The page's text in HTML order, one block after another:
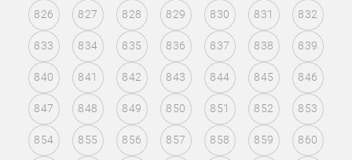
826 827 828 829 830 831 832
833 834 835 836 837 838 839
840 841 842 843 844 845 846
847 848 849 850 851 852 853
854 855 856 857 858 859 860